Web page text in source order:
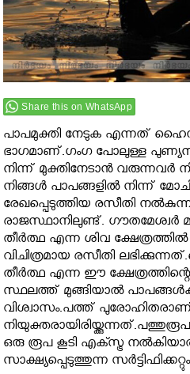
Share this on WhatsApp
പാ‌പമുക്തി നേടുക എന്നത്
ഭാഗമാണ്.ഗംഗ പോലുള്ള
നിന്ന് മു‌ക്തിനേടാന്‍ വരുന്നവര്‍
നിങ്ങള്‍ പാപങ്ങളില്‍ നിന്ന്
രേഖപ്പെടുത്തിയ രസീതി
രാജസ്ഥാനിലുണ്ട്.
തീര്‍ത്ഥ എന്ന ശി‌വ
വിചിത്രമായ രസീതി
തീര്‍ത്ഥ എന്ന ഈ ക്ഷേത്രത്തിന്റെ
സ്ഥലത്ത് മുങ്ങിയാല്‍
വിശ്വാസം.പത്ത്
ഒരു രൂപ കൂടി എക്സ്ട്ര
സാക്ഷ്യപ്പെടുത്തുന്ന സര്‍ട്ടിഫിക്കറ്റും